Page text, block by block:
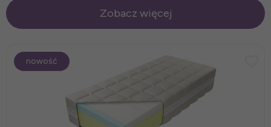
Zobacz więcej
nowość